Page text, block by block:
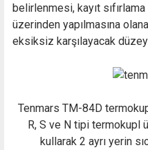
belirlenmesi, kayıt
üzerinden yapılmasına
eksiksiz karşılayacak
Tenmars TM-84D
R, S ve N tipi termokupl
kullarak 2 ayrı yerin